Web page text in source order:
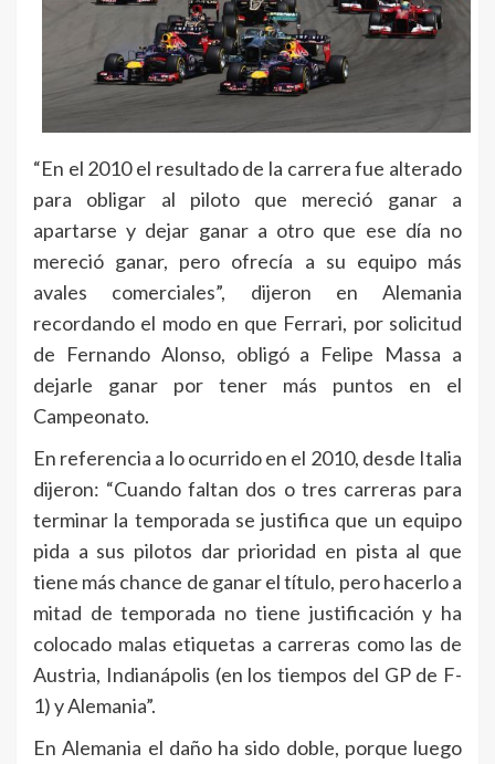
“En el 2010 el resultado de la carrera fue alterado
para obligar al piloto que mereció ganar a
apartarse y dejar ganar a otro que ese día no
mereció ganar, pero ofrecía a su equipo más
avales comerciales”, dijeron en Alemania
recordando el modo en que Ferrari, por solicitud
de Fernando Alonso, obligó a Felipe Massa a
dejarle ganar por tener más puntos en el
Campeonato.
En referencia a lo ocurrido en el 2010, desde Italia
dijeron: “Cuando faltan dos o tres carreras para
terminar la temporada se justifica que un equipo
pida a sus pilotos dar prioridad en pista al que
tiene más chance de ganar el título, pero hacerlo a
mitad de temporada no tiene justificación y ha
colocado malas etiquetas a carreras como las de
Austria, Indianápolis (en los tiempos del GP de F-
1) y Alemania”.
En Alemania el daño ha sido doble, porque luego